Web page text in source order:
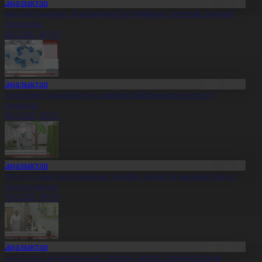
өрті қаулап, Британдық Колумбияда төтенше жағдай
09:51
қолайсыз ауа райына байланысты ескерту
09:51
13 жастағы баланың өліміне қатысты қылмыстық іс
жолданды
09:50
медициналық тексеру жүйесі жаңартылады